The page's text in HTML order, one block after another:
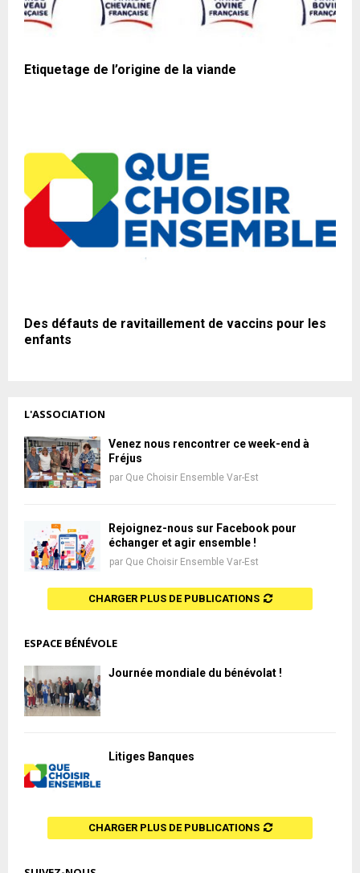
Etiquetage de l’origine de la viande
Des défauts de ravitaillement de vaccins pour les
enfants
L'ASSOCIATION
Venez nous rencontrer ce week-end à
Fréjus
par Que Choisir Ensemble Var-Est
Rejoignez-nous sur Facebook pour
échanger et agir ensemble !
par Que Choisir Ensemble Var-Est
CHARGER PLUS DE PUBLICATIONS
ESPACE BÉNÉVOLE
Journée mondiale du bénévolat !
Litiges Banques
CHARGER PLUS DE PUBLICATIONS